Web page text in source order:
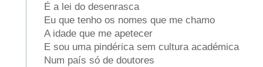
É a lei do desenrasca
Eu que tenho os nomes que me chamo
A idade que me apetecer
E sou uma pindérica sem cultura académica
Num país só de doutores